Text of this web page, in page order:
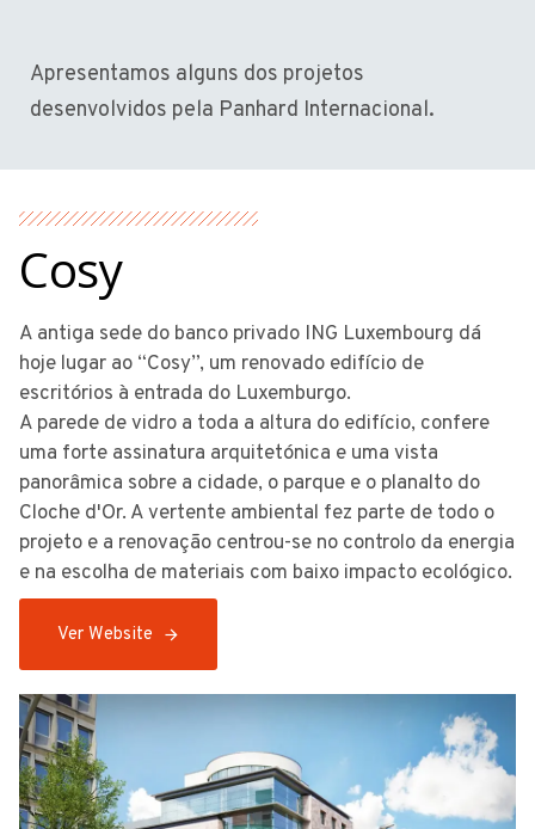
Apresentamos alguns dos projetos
desenvolvidos pela Panhard Internacional.
Cosy
A antiga sede do banco privado ING Luxembourg dá
hoje lugar ao “Cosy”, um renovado edifício de
escritórios à entrada do Luxemburgo.
A parede de vidro a toda a altura do edifício, confere
uma forte assinatura arquitetónica e uma vista
panorâmica sobre a cidade, o parque e o planalto do
Cloche d'Or. A vertente ambiental fez parte de todo o
projeto e a renovação centrou-se no controlo da energia
e na escolha de materiais com baixo impacto ecológico.
Ver Website